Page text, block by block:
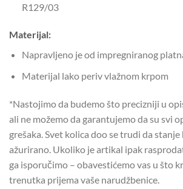
R129/03
Materijal:
Napravljeno je od impregniranog
Materijal lako periv vlažnom krpom
*Nastojimo da budemo što precizniji u
ali ne možemo da garantujemo da su svi
grešaka. Svet kolica doo se trudi da
ažurirano. Ukoliko je artikal ipak
ga isporučimo – obavestićemo vas u što
trenutka prijema vaše narudžbenice.